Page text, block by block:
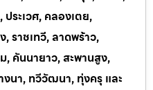
ระเวศ, คลองเตย,
ราชเทวี, ลาดพร้าว,
คันนายาว, สะพานสูง,
นา, ทวีวัฒนา, ทุ่งครุ และ